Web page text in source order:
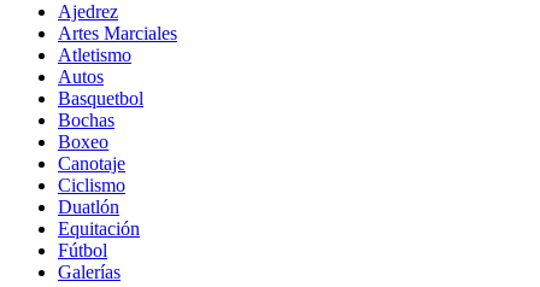
Ajedrez
Artes Marciales
Atletismo
Autos
Basquetbol
Bochas
Boxeo
Canotaje
Ciclismo
Duatlón
Equitación
Fútbol
Galerías